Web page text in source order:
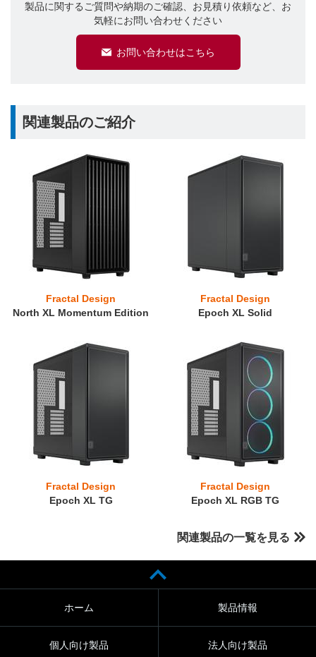
製品に関するご質問や納期のご確認、お見積り依頼など、お
気軽にお問い合わせください
お問い合わせはこちら
関連製品のご紹介
Fractal Design
North XL Momentum Edition
Fractal Design
Epoch XL Solid
Fractal Design
Epoch XL TG
Fractal Design
Epoch XL RGB TG
関連製品の一覧を見る
ホーム 製品情報
個人向け製品 法人向け製品